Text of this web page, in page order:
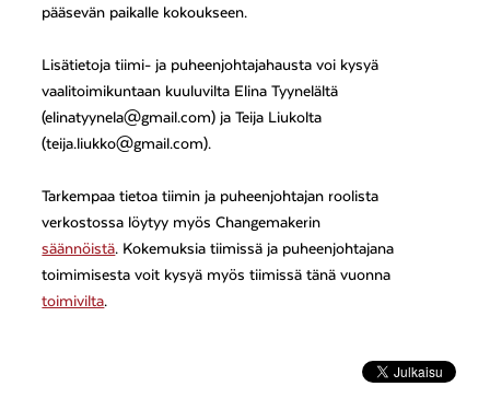
pääsevän paikalle kokoukseen.
Lisätietoja tiimi- ja puheenjohtajahausta voi kysyä
vaalitoimikuntaan kuuluvilta Elina Tyynelältä
(elinatyynela@gmail.com) ja Teija Liukolta
(teija.liukko@gmail.com).
Tarkempaa tietoa tiimin ja puheenjohtajan roolista
verkostossa löytyy myös Changemakerin
säännöistä. Kokemuksia tiimissä ja puheenjohtajana
toimimisesta voit kysyä myös tiimissä tänä vuonna
toimivilta.